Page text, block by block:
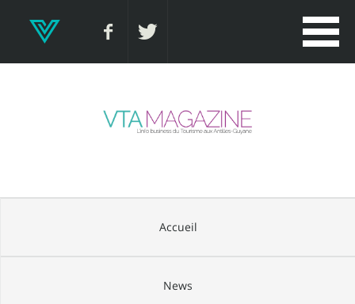
Accueil
News